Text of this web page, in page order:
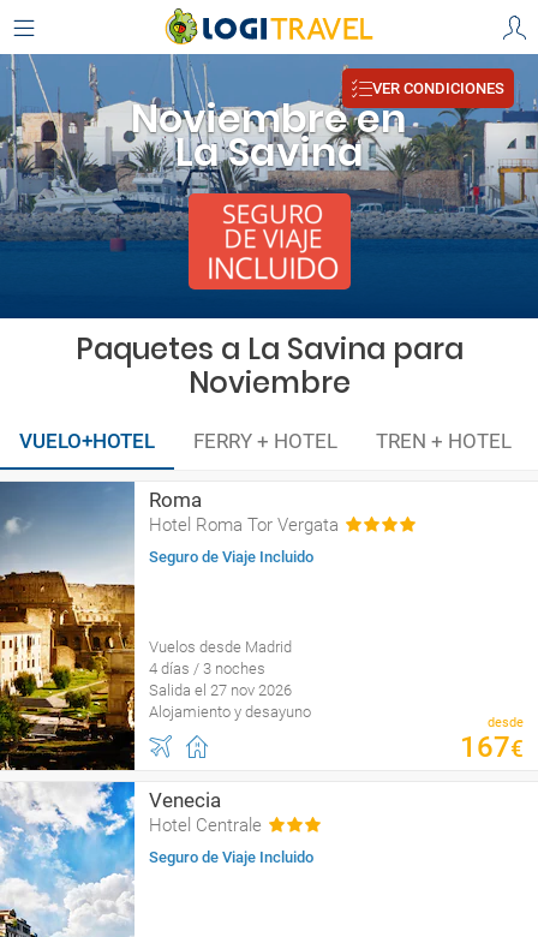
Noviembre en
La Savina
VER CONDICIONES
Paquetes a La Savina para
Noviembre
VUELO+HOTEL FERRY + HOTEL TREN + HOTEL
Roma
Hotel Roma Tor Vergata
Seguro de Viaje Incluido
Vuelos desde Madrid
4 días / 3 noches
Salida el 27 nov 2026
Alojamiento y desayuno
desde
167€
Venecia
Hotel Centrale
Seguro de Viaje Incluido